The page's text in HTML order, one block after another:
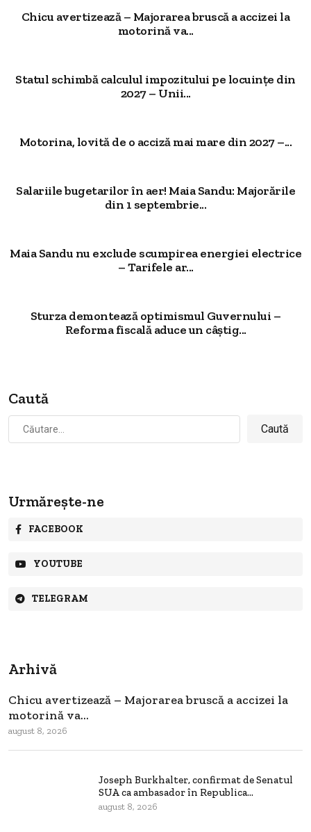
Chicu avertizează – Majorarea bruscă a accizei la
motorină va...
Statul schimbă calculul impozitului pe locuințe din
2027 – Unii...
Motorina, lovită de o acciză mai mare din 2027 –...
Salariile bugetarilor în aer! Maia Sandu: Majorările
din 1 septembrie...
Maia Sandu nu exclude scumpirea energiei electrice
– Tarifele ar...
Sturza demontează optimismul Guvernului –
Reforma fiscală aduce un câștig...
Caută
Caută
după:
Urmărește-ne
FACEBOOK
YOUTUBE
TELEGRAM
Arhivă
Chicu avertizează – Majorarea bruscă a accizei la
motorină va...
august 8, 2026
Joseph Burkhalter, confirmat de Senatul
SUA ca ambasador în Republica...
august 8, 2026